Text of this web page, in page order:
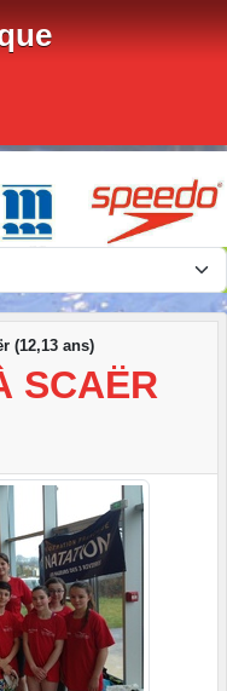
(12,13 ans)
SCAËR